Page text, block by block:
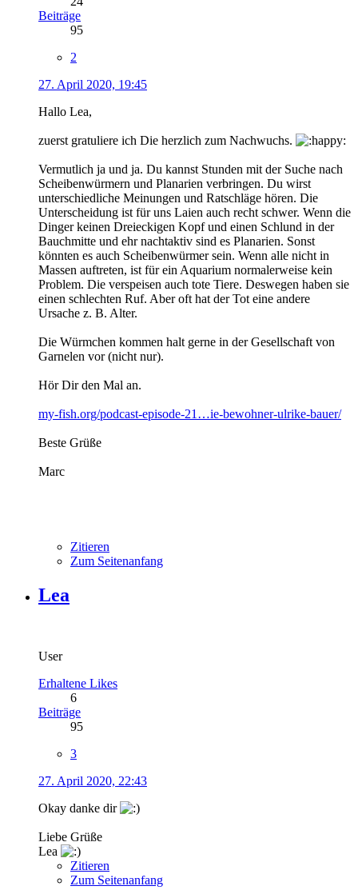
Beiträge
95
2
27. April 2020, 19:45
Hallo Lea,
zuerst gratuliere ich Die herzlich zum Nachwuchs.
Vermutlich ja und ja. Du kannst Stunden mit der Suche nach
Scheibenwürmern und Planarien verbringen. Du wirst
unterschiedliche Meinungen und Ratschläge hören. Die
Unterscheidung ist für uns Laien auch recht schwer. Wenn die
Dinger keinen Dreieckigen Kopf und einen Schlund in der
Bauchmitte und ehr nachtaktiv sind es Planarien. Sonst
könnten es auch Scheibenwürmer sein. Wenn alle nicht in
Massen auftreten, ist für ein Aquarium normalerweise kein
Problem. Die verspeisen auch tote Tiere. Deswegen haben sie
einen schlechten Ruf. Aber oft hat der Tot eine andere
Ursache z. B. Alter.
Die Würmchen kommen halt gerne in der Gesellschaft von
Garnelen vor (nicht nur).
Hör Dir den Mal an.
my-fish.org/podcast-episode-21…ie-bewohner-ulrike-bauer/
Beste Grüße
Marc
Zitieren
Zum Seitenanfang
Lea
User
Erhaltene Likes
6
Beiträge
95
3
27. April 2020, 22:43
Okay danke dir
Liebe Grüße
Lea
Zitieren
Zum Seitenanfang